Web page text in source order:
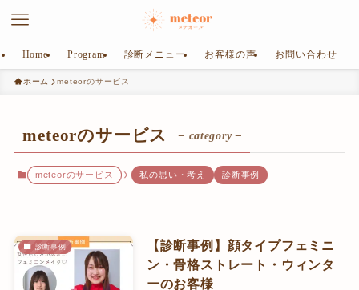
Home Program 診断メニュー お客様の声 お問い合わせ
ホーム meteorのサービス
meteorのサービス – category –
meteorのサービス 私の思い・考え 診断事例
診断事例
【診断事例】顔タイプフェミニ
ン・骨格ストレート・ウィンタ
ーのお客様